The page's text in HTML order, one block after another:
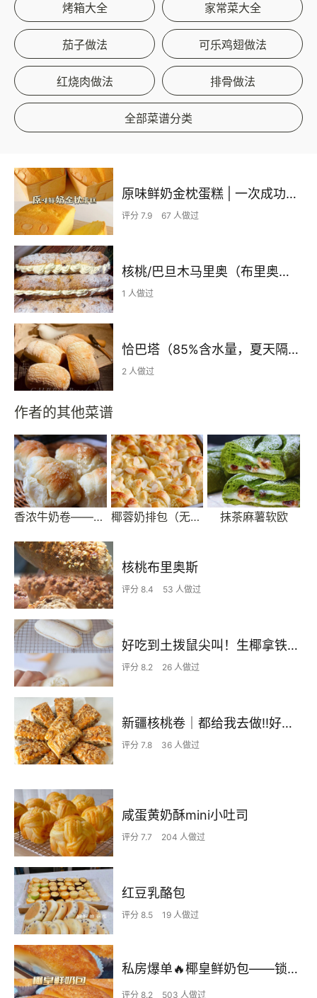
烤箱大全 家常菜大全
茄子做法 可乐鸡翅做法
红烧肉做法 排骨做法
全部菜谱分类
原味鲜奶金枕蛋糕 | 一次成功so easy ‼️
评分 7.9 67 人做过
核桃/巴旦木马里奥（布里奥斯）
1 人做过
恰巴塔（85%含水量，夏天隔夜发酵版）
2 人做过
作者的其他菜谱
香浓牛奶卷——一个非常赞的方子 椰蓉奶排包（无黄油低卡版） 抹茶麻薯软欧
核桃布里奥斯
评分 8.4 53 人做过
好吃到土拨鼠尖叫！生椰拿铁小白，必须安排
评分 8.2 26 人做过
新疆核桃卷｜都给我去做‼️好吃绝了
评分 7.8 36 人做过
咸蛋黄奶酥mini小吐司
评分 7.7 204 人做过
红豆乳酪包
评分 8.5 19 人做过
私房爆单🔥椰皇鲜奶包——锁🔒死这个配方
评分 8.2 503 人做过